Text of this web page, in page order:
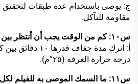
ج: يوصى باستخدام عدة طبقات لتحقيق
مقاومة للتآكل.
س١٠: كم من الوقت يجب أن أنتظر بين كل طبقة وأخرى؟
أ: اترك مدة جفاف
درجة حرارة الغرفة (٢٥°م).
س١١: ما السمك الموصى به للفيلم لكل طبقة؟